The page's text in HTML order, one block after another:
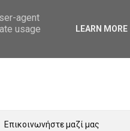
Επικοινωνήστε μαζί μας
agent
usage
LEARN MORE